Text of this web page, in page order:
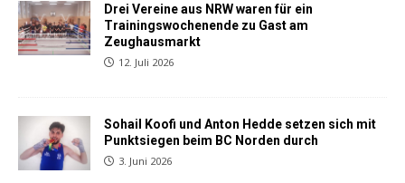
Drei Vereine aus NRW waren für ein
Trainingswochenende zu Gast am
Zeughausmarkt
12. Juli 2026
Sohail Koofi und Anton Hedde setzen sich mit
Punktsiegen beim BC Norden durch
3. Juni 2026